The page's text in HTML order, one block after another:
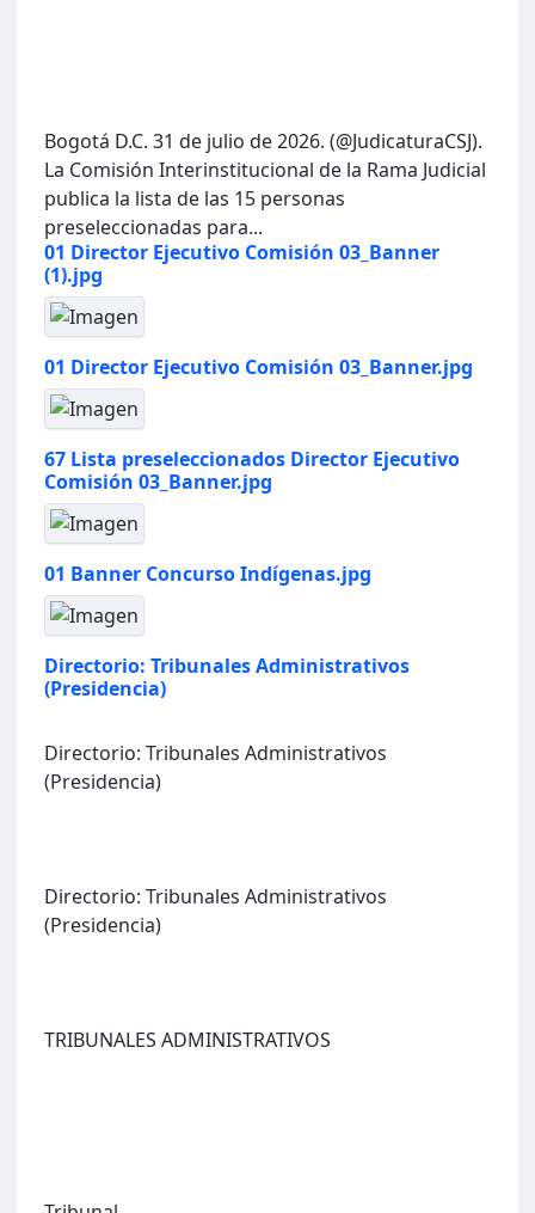
Bogotá D.C. 31 de julio de 2026. (@JudicaturaCSJ).
La Comisión Interinstitucional de la Rama Judicial
publica la lista de las 15 personas
preseleccionadas para...
01 Director Ejecutivo Comisión 03_Banner
(1).jpg
01 Director Ejecutivo Comisión 03_Banner.jpg
67 Lista preseleccionados Director Ejecutivo
Comisión 03_Banner.jpg
01 Banner Concurso Indígenas.jpg
Directorio: Tribunales Administrativos
(Presidencia)
Directorio: Tribunales Administrativos
(Presidencia)
Directorio: Tribunales Administrativos
(Presidencia)
TRIBUNALES ADMINISTRATIVOS